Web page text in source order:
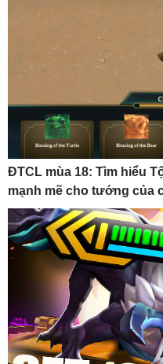
ĐTCL mùa 18: Tìm hiểu
mạnh mẽ cho tướng của